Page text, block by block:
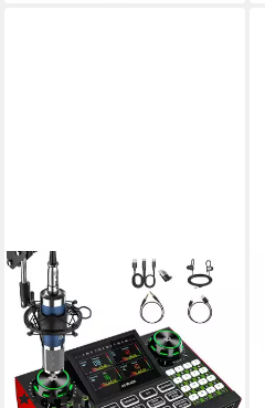
TENLAMP
G9-P15 Podcast-Set:
Soundboard + Mikrofon.
Rauschunterdrückung.
Soundkarte
(4)